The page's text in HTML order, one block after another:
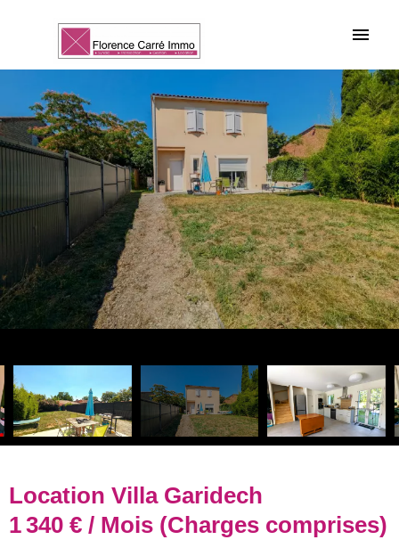
Location Villa Garidech
1 340 € / Mois (Charges comprises)